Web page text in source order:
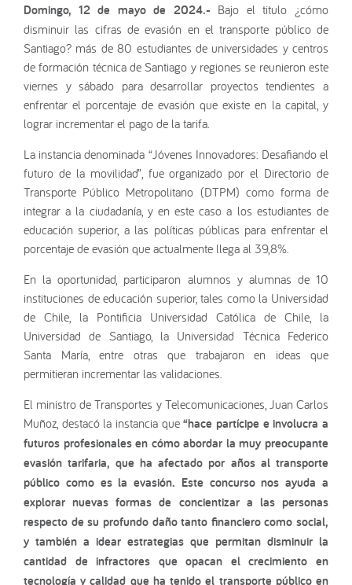
Domingo, 12 de mayo de 2024.-Bajo el titulo ¿cómo
disminuir las cifras de evasión en el transporte público de
Santiago? más de 80 estudiantes de universidades y centros
de formación técnica de Santiago y regiones se reunieron este
viernes y sábado para desarrollar proyectos tendientes a
enfrentar el porcentaje de evasión que existe en la capital, y
lograr incrementar el pago de la tarifa.
La instancia denominada “Jóvenes Innovadores: Desafiando el
futuro de la movilidad”, fue organizado por el Directorio de
Transporte Público Metropolitano (DTPM) como forma de
integrar a la ciudadanía, y en este caso a los estudiantes de
educación superior, a las políticas públicas para enfrentar el
porcentaje de evasión que actualmente llega al 39,8%.
En la oportunidad, participaron alumnos y alumnas de 10
instituciones de educación superior, tales como la Universidad
de Chile, la Pontificia Universidad Católica de Chile, la
Universidad de Santiago, la Universidad Técnica Federico
Santa María, entre otras que trabajaron en ideas que
permitieran incrementar las validaciones.
El ministro de Transportes y Telecomunicaciones, Juan Carlos
Muñoz, destacó la instancia que“hace partícipe e involucra a
futuros profesionales en cómo abordar la muy preocupante
evasión tarifaria, que ha afectado por años al transporte
público como es la evasión. Este concurso nos ayuda a
explorar nuevas formas de concientizar a las personas
respecto de su profundo daño tanto financiero como social,
y también a idear estrategias que permitan disminuir la
cantidad de infractores que opacan el crecimiento en
tecnología y calidad que ha tenido el transporte público en